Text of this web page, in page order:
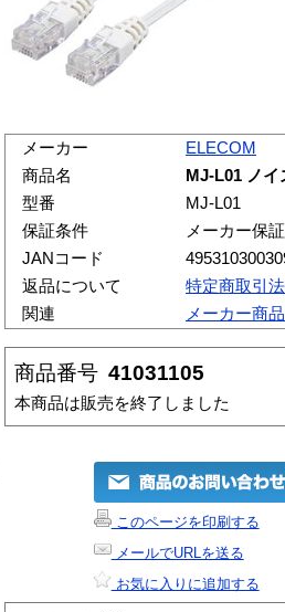
メーカー
ELECOM
商品名
MJ-L01 ノ
型番
MJ-L01
保証条件
メーカー保証
JANコード
返品について
特定商取引
関連
メーカー商
商品番号 41031105
本商品は販売を終了しました
このページを印刷する
メールでURLを送る
お気に入りに追加する